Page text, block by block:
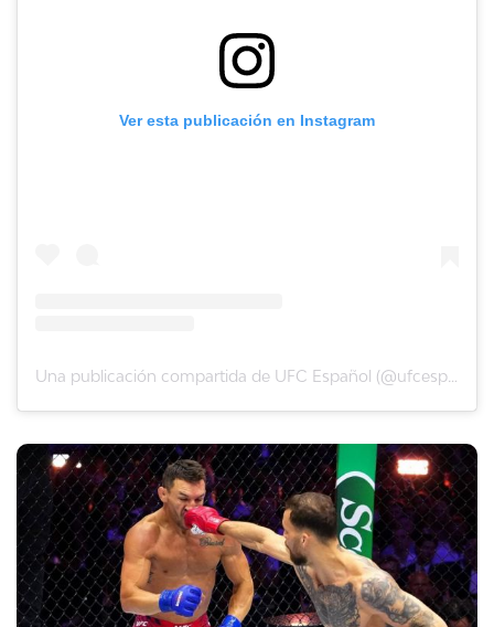
Ver esta publicación en Instagram